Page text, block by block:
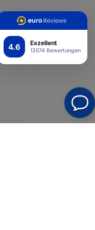
4.6 Exzellent
13574 Bewertungen